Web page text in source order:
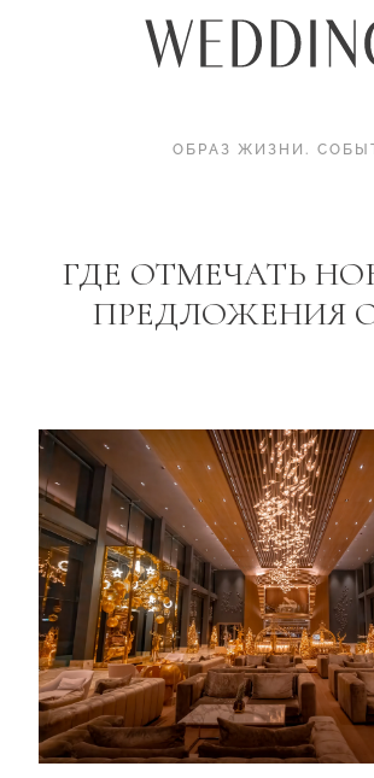
ОБРАЗ ЖИЗНИ .
ГДЕ ОТМЕЧАТЬ
ПРЕДЛОЖЕНИЯ